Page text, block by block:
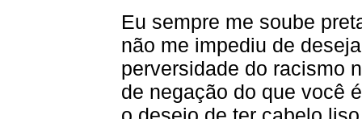
Eu sempre me soube
não me impediu de
perversidade do racismo
de negação do que você